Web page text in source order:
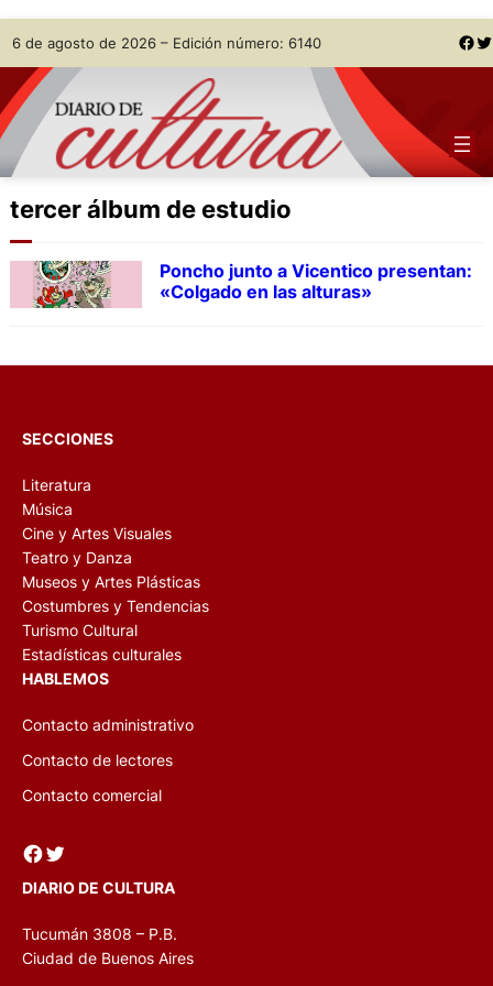
Skip
to
content
6 de agosto de 2026 – Edición número: 6140 Facebook Twitter
tercer álbum de estudio
Poncho junto a Vicentico presentan:
«Colgado en las alturas»
SECCIONES
Literatura
Música
Cine y Artes Visuales
Teatro y Danza
Museos y Artes Plásticas
Costumbres y Tendencias
Turismo Cultural
Estadísticas culturales
HABLEMOS
Contacto administrativo
Contacto de lectores
Contacto comercial
Facebook Twitter
DIARIO DE CULTURA
Tucumán 3808 – P.B.
Ciudad de Buenos Aires